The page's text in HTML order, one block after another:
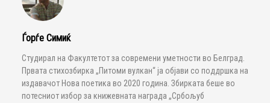
Ѓорѓе Симиќ
Студирал на Факултетот за современи уметности во Белград.
Првата стихозбирка „Питоми вулкан“ ја објави со поддршка на
издавачот Нова поетика во 2020 година. Збирката беше во
потесниот избор за книжевната награда „Србољуб